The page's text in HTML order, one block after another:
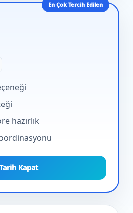
En Çok Tercih Edilen
hazırlık
Tarih Kapat